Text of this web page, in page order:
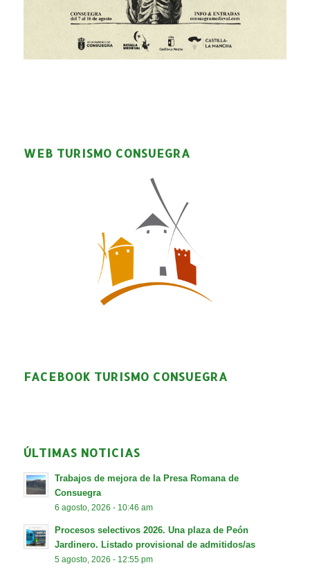
WEB TURISMO CONSUEGRA
FACEBOOK TURISMO CONSUEGRA
ÚLTIMAS NOTICIAS
Trabajos de mejora de la Presa Romana de
Consuegra
6 agosto, 2026 - 10:46 am
Procesos selectivos 2026. Una plaza de Peón
Jardinero. Listado provisional de admitidos/as
5 agosto, 2026 - 12:55 pm